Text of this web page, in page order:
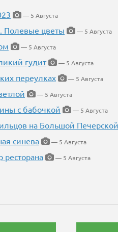
— 5 Августа
Полевые цветы
— 5 Августа
— 5 Августа
гудит
— 5 Августа
переулках
— 5 Августа
— 5 Августа
с бабочкой
— 5 Августа
на Большой Печерской
синева
— 5 Августа
ресторана — 5 Августа